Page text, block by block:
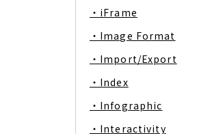
・iFrame
・Image Format
・Import/Export
・Index
・Infographic
・Interactivity